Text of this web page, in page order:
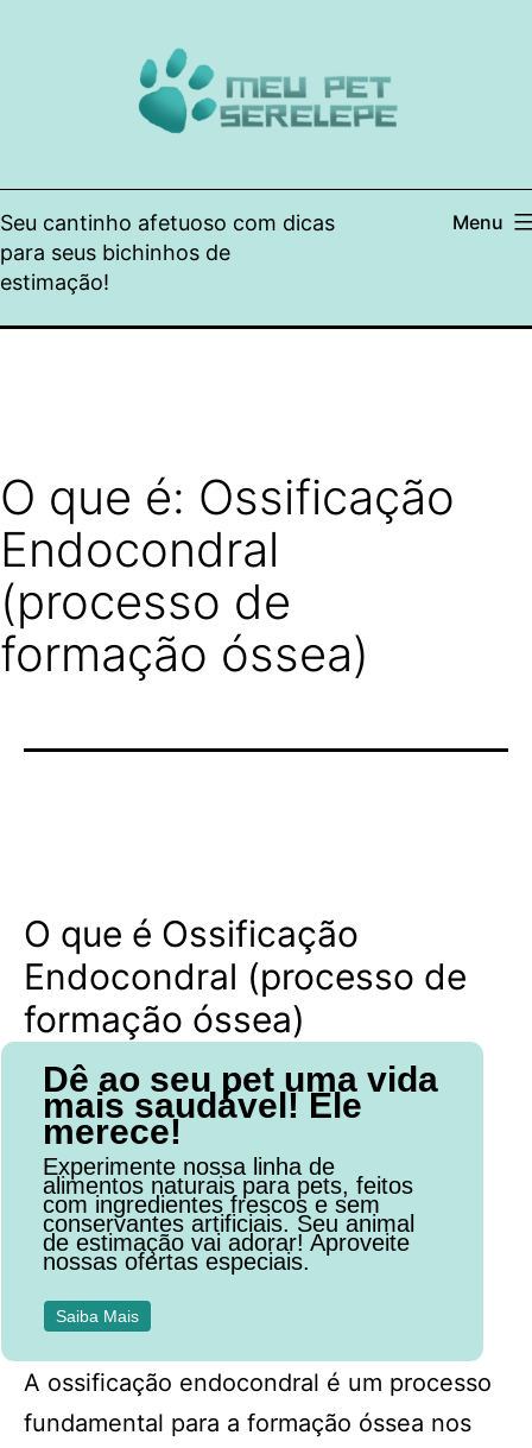
Seu cantinho afetuoso com dicas
para seus bichinhos de
estimação!
Menu
O que é: Ossificação
Endocondral
(processo de
formação óssea)
O que é Ossificação
Endocondral (processo de
formação óssea)
Dê ao seu pet uma vida
mais saudável! Ele
merece!
Experimente nossa linha de
alimentos naturais para pets, feitos
com ingredientes frescos e sem
conservantes artificiais. Seu animal
de estimação vai adorar! Aproveite
nossas ofertas especiais.
Saiba Mais
A ossificação endocondral é um processo
fundamental para a formação óssea nos